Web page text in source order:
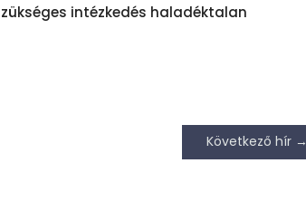
intézkedés haladéktalan
Következő hír→